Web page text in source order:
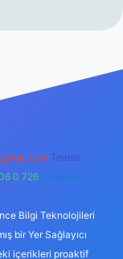
Teams:
0 726 Telegram:
Bilgi Teknolojileri
bir Yer Sağlayıcı
içerikleri proaktif